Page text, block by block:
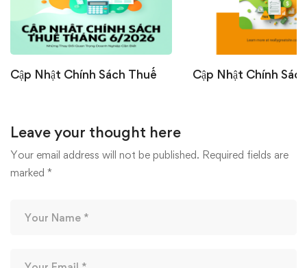
Cập Nhật Chính Sách Thuế
Nghiệp Cần Biết
07/07/2026
Cập Nhật Chính
22/06/2026
Leave your thought here
Your email address will not be published. Required fields are
marked *